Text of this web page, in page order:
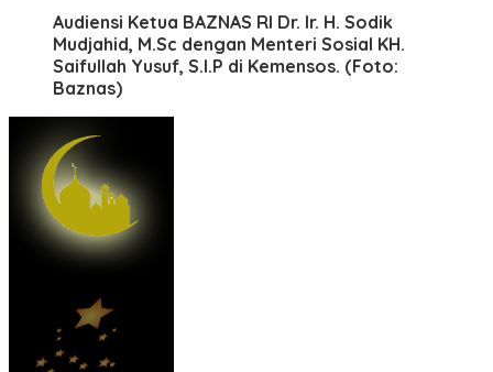
Audiensi Ketua BAZNAS RI Dr. Ir. H. Sodik
Mudjahid, M.Sc dengan Menteri Sosial KH.
Saifullah Yusuf, S.I.P di Kemensos. (Foto:
Baznas)